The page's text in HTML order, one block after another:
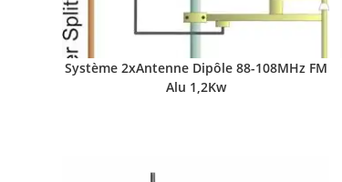
Système 2xAntenne Dipôle 88-108MHz FM
Alu 1,2Kw